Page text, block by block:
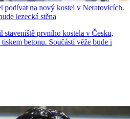
podívat na nový kostel v Neratovicích.
lezecká stěna
staveniště prvního kostela v Česku,
betonu. Součástí věže bude i